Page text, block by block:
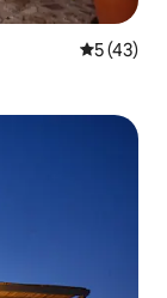
Средна
5 (43)